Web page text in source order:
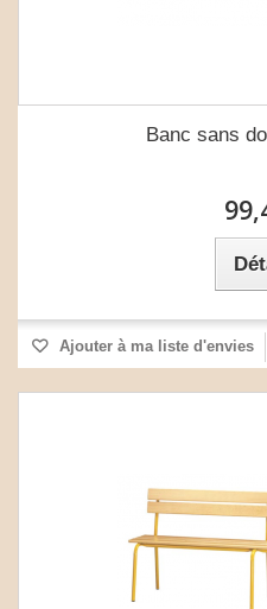
Banc sans
Ajouter à ma liste d'envies